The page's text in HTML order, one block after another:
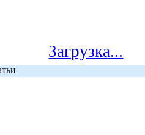
Загрузка...